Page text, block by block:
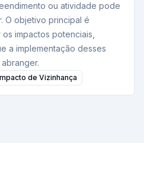
ou atividade pode
O objetivo principal é
impactos potenciais,
a implementação desses
de Vizinhança